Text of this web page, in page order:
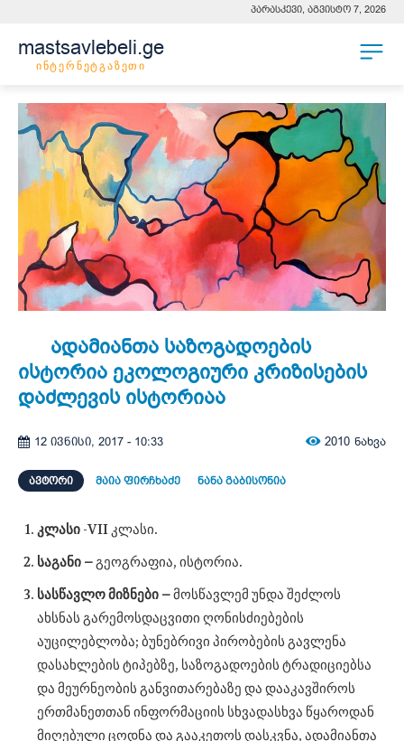
პარასკევი, აგვისტო 7, 2026
mastsavlebeli.ge
ინტერნეტგაზეთი
ადამიანთა საზოგადოების
ისტორია ეკოლოგიური კრიზისების
დაძლევის ისტორიაა
12 ივნისი, 2017 - 10:33 2010 ნახვა
ᲐᲕᲢᲝᲠᲘ მაია ფირჩხაძე ნანა გაბისონია
კლასი -VII კლასი.
საგანი –გეოგრაფია, ისტორია.
სასწავლო მიზნები –მოსწავლემ უნდა შეძლოს
ახსნას გარემოსდაცვითი ღონისძიებების
აუცილებლობა; ბუნებრივი პირობების გავლენა
დასახლების ტიპებზე, საზოგადოების ტრადიციებსა
და მეურნეობის განვითარებაზე და დააკავშიროს
ერთმანეთთან ინფორმაციის სხვადასხვა წყაროდან
მიღებული ცოდნა და გააკეთოს დასკვნა, ადამიანთა